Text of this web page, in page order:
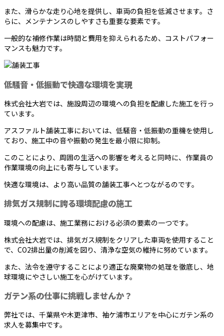
また、滑らかな走り心地を提供し、車両の負担を低減させます。さ
らに、メンテナンスのしやすさも重要な要素です。
一般的な補修作業は時間と費用を抑えられるため、コストパフォー
マンスも魅力です。
低騒音・低振動で快適な環境を実現
株式会社大岩では、施設周辺の環境への負担を配慮した施工を行っ
ています。
アスファルト舗装工事においては、低騒音・低振動の重機を使用し
ており、施工中の音や振動の発生を最小限に抑制。
このことにより、周囲の生活への影響を考えると同時に、作業員の
作業環境の向上にも寄与しています。
快適な環境は、より高い品質の舗装工事へとつながるのです。
排気ガス規制に誇る環境配慮の施工
環境への配慮は、施工業務における必須の要素の一つです。
株式会社大岩では、排気ガス規制をクリアした車両を使用すること
で、CO2排出量の削減を図り、清浄な空気の維持に努めています。
また、法令を遵守することにより適正な廃棄物の処理を徹底し、地
球環境にやさしい施工を心がけています。
ガテン系の仕事に挑戦しませんか？
弊社では、千葉県や木更津市、袖ケ浦市エリアを中心にガテン系の
求人を募集中です。